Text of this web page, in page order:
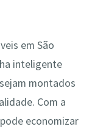
em São
inteligente
montados
Com a
economizar